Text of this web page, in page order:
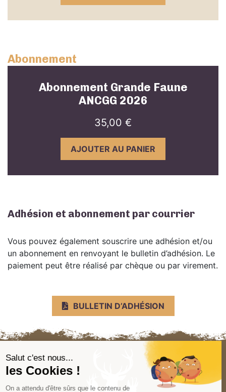
Abonnement
Abonnement Grande Faune
ANCGG 2026
35,00 €
AJOUTER AU PANIER
Adhésion et abonnement par courrier
Vous pouvez également souscrire une adhésion et/ou
un abonnement en renvoyant le bulletin d’adhésion. Le
paiement peut être réalisé par chèque ou par virement.
BULLETIN D’ADHÉSION